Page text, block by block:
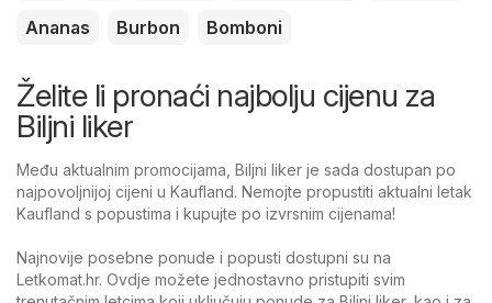
Ananas
Burbon Bomboni
Želite li pronaći najbolju cijenu za
Biljni liker
Među aktualnim promocijama, Biljni liker je sada dostupan po
najpovoljnijoj cijeni u Kaufland. Nemojte propustiti aktualni letak
Kaufland s popustima i kupujte po izvrsnim cijenama!
Najnovije posebne ponude i popusti dostupni su na
Letkomat.hr. Ovdje možete jednostavno pristupiti svim